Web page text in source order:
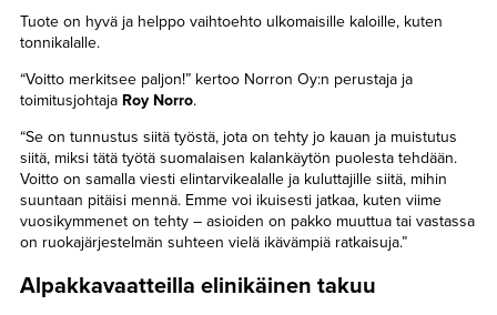
Tuote on hyvä ja helppo vaihtoehto ulkomaisille kaloille, kuten
tonnikalalle.
“Voitto merkitsee paljon!” kertoo Norron Oy:n perustaja ja
toimitusjohtaja Roy Norro.
“Se on tunnustus siitä työstä, jota on tehty jo kauan ja muistutus
siitä, miksi tätä työtä suomalaisen kalankäytön puolesta tehdään.
Voitto on samalla viesti elintarvikealalle ja kuluttajille siitä, mihin
suuntaan pitäisi mennä. Emme voi ikuisesti jatkaa, kuten viime
vuosikymmenet on tehty – asioiden on pakko muuttua tai vastassa
on ruokajärjestelmän suhteen vielä ikävämpiä ratkaisuja.”
Alpakkavaatteilla elinikäinen takuu